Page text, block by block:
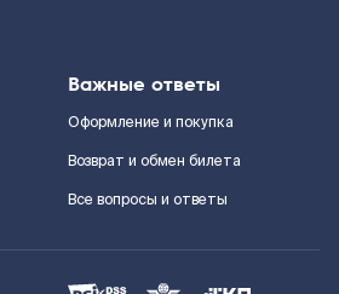
Важные ответы
Оформление и покупка
Возврат и обмен билета
Все вопросы и ответы